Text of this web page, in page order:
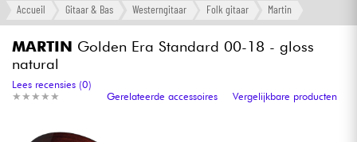
Langue
Gitaar & Bas
Versterker & Effecten
Accueil Gitaar & Bas Westerngitaar Folk gitaar Martin
MARTIN Golden Era Standard 00-18 - gloss
natural
★ ★ ★ ★ ★
★ ★ ★ ★ ★
Lees recensies (0)
Gerelateerde accessoires
Vergelijkbare producten